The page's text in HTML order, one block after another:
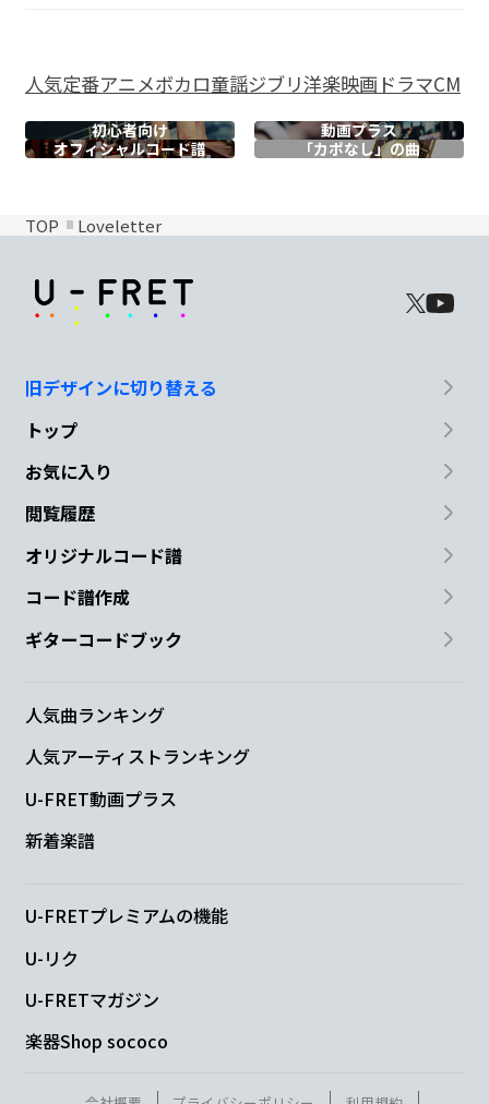
人気定番アニメボカロ童謡ジブリ洋楽映画ドラマCM
初心者向け
動画プラス
オフィシャルコード譜 「カポなし」の曲
TOP Loveletter
旧デザインに切り替える
トップ
お気に入り
閲覧履歴
オリジナルコード譜
コード譜作成
ギターコードブック
人気曲ランキング
人気アーティストランキング
U-FRET動画プラス
新着楽譜
U-FRETプレミアムの機能
U-リク
U-FRETマガジン
楽器Shop sococo